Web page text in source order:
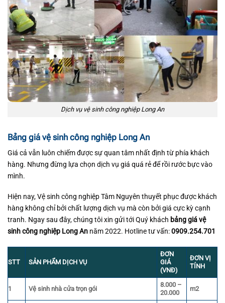
Dịch vụ vệ sinh công nghiệp Long An
Bảng giá vệ sinh công nghiệp Long An
Giá cả vẫn luôn chiếm được sự quan tâm nhất định từ phía khách
hàng. Nhưng đừng lựa chọn dịch vụ giá quá rẻ để rồi rước bực vào
mình.
Hiện nay, Vệ sinh công nghiệp Tâm Nguyên thuyết phục được khách
hàng không chỉ bởi chất lượng dịch vụ mà còn bởi giá cực kỳ cạnh
tranh. Ngay sau đây, chúng tôi xin gửi tới Quý khách bảng giá vệ
sinh công nghiệp Long An năm 2022. Hotline tư vấn:0909.254.701
STT SẢN PHẨM DỊCH VỤ
ĐƠN
GIÁ
(VNĐ)
ĐƠN VỊ
TÍNH
1 Vệ sinh nhà cửa trọn gói
8.000 –
20.000
m2